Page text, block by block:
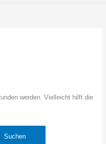
werden. Vielleicht hilft die